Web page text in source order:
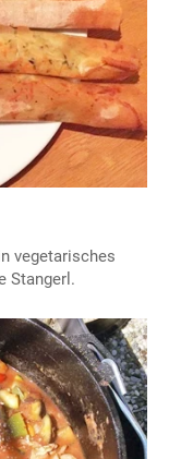
vegetarisches
Stangerl.